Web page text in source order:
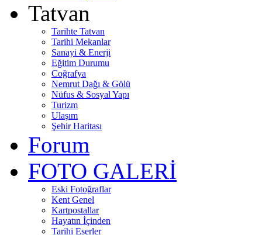
Tatvan
Tarihte Tatvan
Tarihi Mekanlar
Sanayi & Enerji
Eğitim Durumu
Coğrafya
Nemrut Dağı & Gölü
Nüfus & Sosyal Yapı
Turizm
Ulaşım
Şehir Haritası
Forum
FOTO GALERİ
Eski Fotoğraflar
Kent Genel
Kartpostallar
Hayatın İçinden
Tarihi Eserler